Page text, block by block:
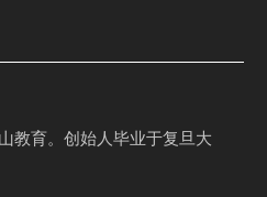
教育。创始人毕业于复旦大